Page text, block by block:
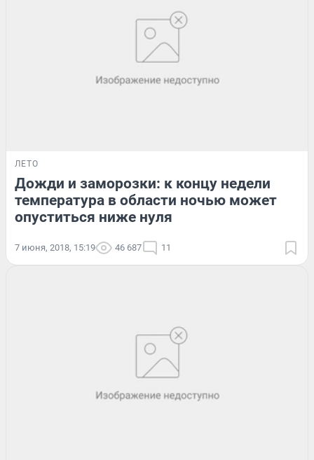
ЛЕТО
Дожди и заморозки: к концу недели
температура в области ночью может
опуститься ниже нуля
7 июня, 2018, 15:19 46 687 11